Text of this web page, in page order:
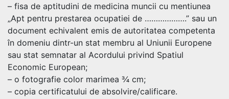
– fisa de aptitudini de medicina muncii cu mentiunea
„Apt pentru prestarea ocupatiei de ……………….” sau un
document echivalent emis de autoritatea competenta
în domeniu dintr-un stat membru al Uniunii Europene
sau stat semnatar al Acordului privind Spatiul
Economic European;
– o fotografie color marimea ¾ cm;
– copia certificatului de absolvire/calificare.